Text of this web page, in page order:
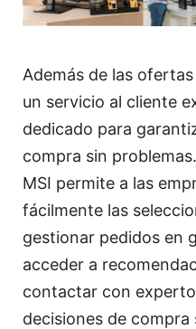
Además de las
un servicio al cliente
dedicado para
compra sin
MSI permite a las
fácilmente las
gestionar pedidos en
acceder a
contactar con
decisiones de compra